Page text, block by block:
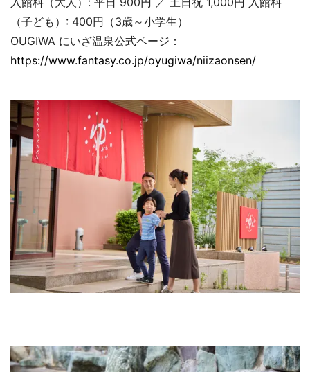
（子ども）: 400円（3歳～小学生）
OUGIWA にいざ温泉公式ページ：
https://www.fantasy.co.jp/oyugiwa/niizaonsen/